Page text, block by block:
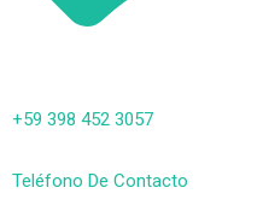
+59 398 452 3057
Teléfono De Contacto